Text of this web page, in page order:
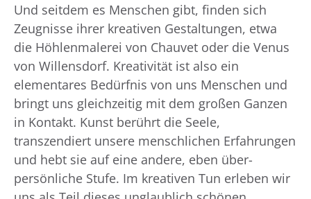
Und seitdem es Menschen gibt, finden sich
Zeugnisse ihrer kreativen Gestaltungen, etwa
die Höhlenmalerei von Chauvet oder die Venus
von Willensdorf. Kreativität ist also ein
elementares Bedürfnis von uns Menschen und
bringt uns gleichzeitig mit dem großen Ganzen
in Kontakt. Kunst berührt die Seele,
transzendiert unsere menschlichen Erfahrungen
und hebt sie auf eine andere, eben über-
persönliche Stufe. Im kreativen Tun erleben wir